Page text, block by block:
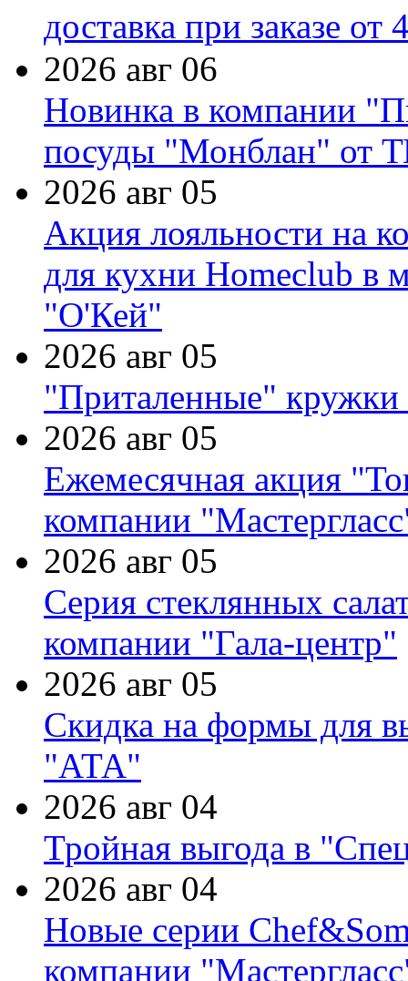
доставка при заказе от
2026 авг 06
Новинка в компании
посуды "Монблан" от
2026 авг 05
Акция лояльности на
для кухни Homeclub в
"О'Кей"
2026 авг 05
"Приталенные" кружки
2026 авг 05
Ежемесячная акция
компании
2026 авг 05
Серия стеклянных
компании "Гала-центр"
2026 авг 05
Скидка на формы для
"АТА"
2026 авг 04
Тройная выгода в
2026 авг 04
Новые серии
компании